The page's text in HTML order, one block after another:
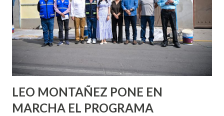
chica y aún no has tenido relaciones sexuales, tal vez
pienses que el sexo será increíble y no puedas esperar para
experimentarlo, pero como cualquier persona con
experiencia te dirá, siempre es mejor cuando ambas partes
son suficientemen...
LEO MONTAÑEZ PONE EN
MARCHA EL PROGRAMA